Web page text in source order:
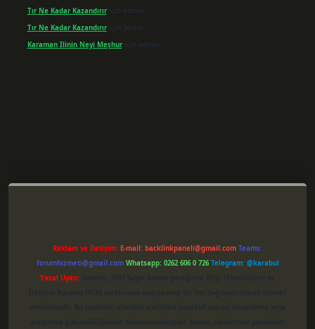
Tır Ne Kadar Kazandırıriçin admin
Tır Ne Kadar Kazandırıriçin Sevim
Karaman Ilinin Neyi Meşhuriçin admin
Reklam ve İletişim: E-mail: backlinkpaneli@gmail.com Teams:
forumhizmeti@gmail.com Whatsapp: 0262 606 0 726 Telegram: @karabul
Yasal Uyarı: